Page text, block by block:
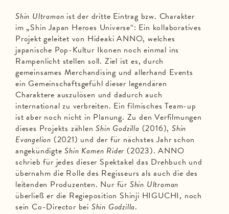
Shin Ultraman ist der dritte Eintrag bzw. Charakter
im „Shin Japan Heroes Universe“: Ein kollaboratives
Projekt geleitet von Hideaki ANNO, welches
japanische Pop-Kultur Ikonen noch einmal ins
Rampenlicht stellen soll. Ziel ist es, durch
gemeinsames Merchandising und allerhand Events
ein Gemeinschaftsgefühl dieser legendären
Charaktere auszulösen und dadurch auch
international zu verbreiten. Ein filmisches Team-up
ist aber noch nicht in Planung. Zu den Verfilmungen
dieses Projekts zählenShin Godzilla (2016),Shin
Evangelion (2021) und der für nächstes Jahr schon
angekündigteShin Kamen Rider (2023). ANNO
schrieb für jedes dieser Spektakel das Drehbuch und
übernahm die Rolle des Regisseurs als auch die des
leitenden Produzenten. Nur für Shin Ultraman
überließ er die Regieposition Shinji HIGUCHI, noch
sein Co-Director bei Shin Godzilla.